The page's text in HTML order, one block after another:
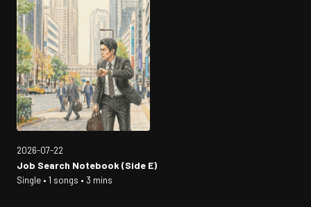
2026-07-22
Job Search Notebook (Side E)
Single • 1 songs • 3 mins